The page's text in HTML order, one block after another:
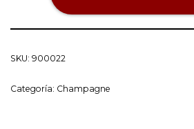
SKU: 900022
Categoría: Champagne